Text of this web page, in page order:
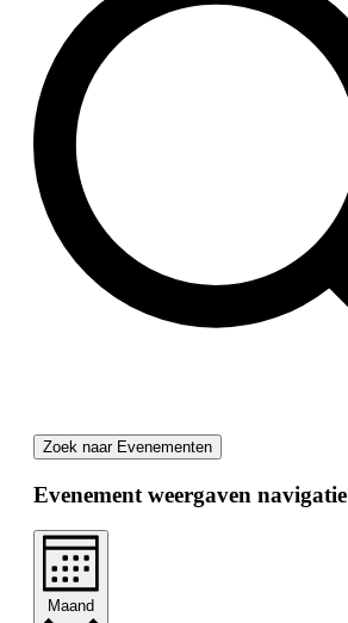
Zoek naar Evenementen
Evenement weergaven navigatie
Maand